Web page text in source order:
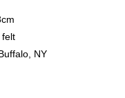
felt
NY